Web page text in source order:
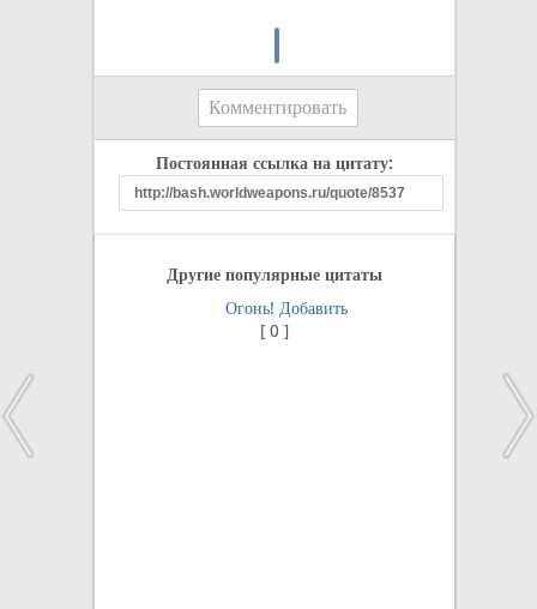
Комментировать
Постоянная ссылка на цитату:
Другие популярные цитаты
Огонь! Добавить
[ 0 ]